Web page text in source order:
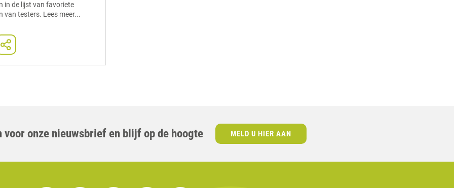
in de lijst van favoriete
van testers. Lees meer...
voor onze nieuwsbrief en blijf op de hoogte MELD U HIER AAN